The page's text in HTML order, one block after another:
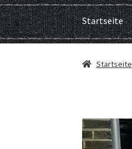
Startseite
Startseite